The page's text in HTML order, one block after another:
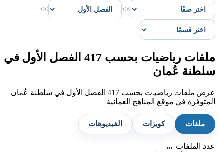
>>
>>
ملفات رياضيات بحسب 417 الفصل الأول في
سلطنة عُمان
عرض ملفات رياضيات بحسب 417 الفصل الأول في سلطنة عُمان
المتوفرة في موقع المناهج العمانية
ملفات كويزات الفيديوهات
عدد الملفات: ...